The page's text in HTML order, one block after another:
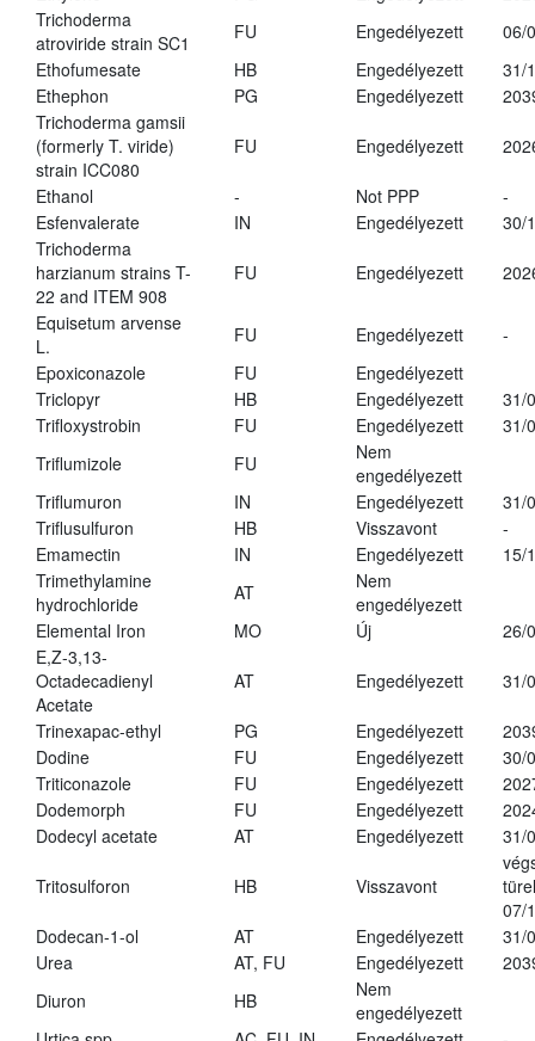
Trichoderma
atroviride strain SC1
FU Engedélyezett
06/
Ethofumesate
HB Engedélyezett
31/
Ethephon
PG Engedélyezett
Trichoderma gamsii
(formerly T. viride)
strain ICC080
FU Engedélyezett
Ethanol - Not PPP
-
Esfenvalerate
IN Engedélyezett
30/
Trichoderma
harzianum strains T-
22 and ITEM 908
FU Engedélyezett
Equisetum arvense
L.
FU Engedélyezett
-
Epoxiconazole
FU
Engedélyezett
Triclopyr
HB Engedélyezett
31/
Trifloxystrobin
FU Engedélyezett
31/
Triflumizole
FU
Nem
engedélyezett
Triflumuron
IN Engedélyezett
31/
Triflusulfuron
HB Visszavont
-
Emamectin
IN Engedélyezett
15/
Trimethylamine
hydrochloride
AT
Nem
engedélyezett
Elemental Iron
MO Új
26/
E,Z-3,13-
Octadecadienyl
Acetate
AT Engedélyezett 31/
Trinexapac-ethyl PG Engedélyezett
Dodine
FU Engedélyezett
30/
Triticonazole
FU Engedélyezett
Dodemorph
FU Engedélyezett
Dodecyl acetate
AT Engedélyezett 31/
Tritosulforon HB Visszavont
07/
Dodecan-1-ol
AT Engedélyezett
31/
Urea
AT, FU Engedélyezett
Diuron
HB
Nem
engedélyezett